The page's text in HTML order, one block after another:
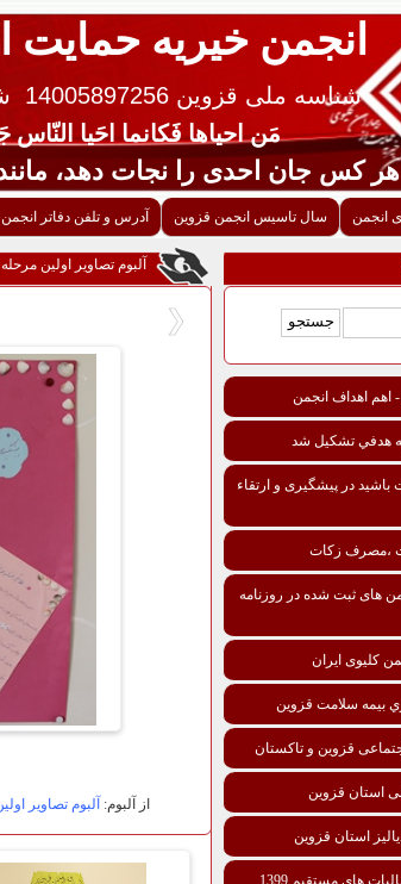
انجمن خیریه حمایت
شناسه ملی قزوین 14005897256
مَن احیاها فَکانما احَیا النّاس جَمیعاً (آیه ۳۲ سوره
احدی را نجات دهد، مانند
انجمن سال تاسیس انجمن قزوین آدرس و تلفن دفاتر انجمن
- اهم اهداف انجمن
هدفي تشكيل شد
در پیشگیری و ارتقاء
،مصرف زکات
ثبت شده در روزنامه
بیمه سلامت قزوین
قزوین و تاکستان
استان قزوین
استان قزوین
آلبوم تصاویر اولین مرحله نشریه های دیواری 62 مدرسه
از آلبوم: آلبوم تصاویر اولین مرحله نشریه